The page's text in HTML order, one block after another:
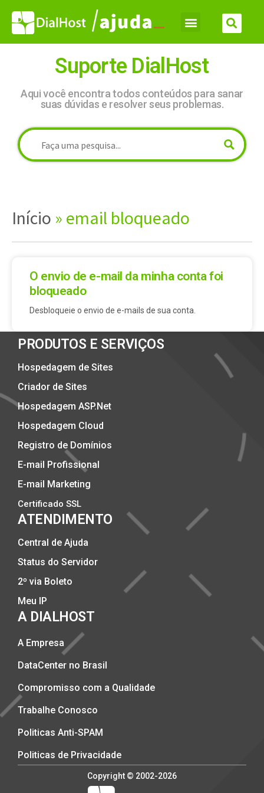
Suporte DialHost
Aqui você encontra todos conteúdos para sanar
suas dúvidas e resolver seus problemas.
Início » email bloqueado
O envio de e-mail da minha conta foi
bloqueado
Desbloqueie o envio de e-mails de sua conta.
PRODUTOS E SERVIÇOS
Hospedagem de Sites
Criador de Sites
Hospedagem ASP.Net
Hospedagem Cloud
Registro de Domínios
E-mail Profissional
E-mail Marketing
Certificado SSL
ATENDIMENTO
Central de Ajuda
Status do Servidor
2º via Boleto
Meu IP
A DIALHOST
A Empresa
DataCenter no Brasil
Compromisso com a Qualidade
Trabalhe Conosco
Politicas Anti-SPAM
Politicas de Privacidade
Copyright © 2002-2026